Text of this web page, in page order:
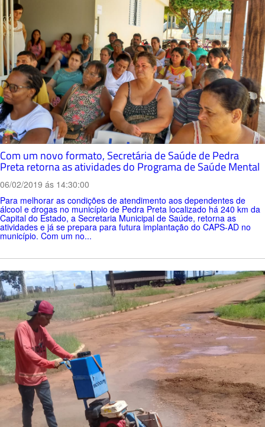
Com um novo formato, Secretária de Saúde de Pedra
Preta retorna as atividades do Programa de Saúde Mental
06/02/2019 ás 14:30:00
Para melhorar as condições de atendimento aos dependentes de
álcool e drogas no município de Pedra Preta localizado há 240 km da
Capital do Estado, a Secretaria Municipal de Saúde, retorna as
atividades e já se prepara para futura implantação do CAPS-AD no
município. Com um no...